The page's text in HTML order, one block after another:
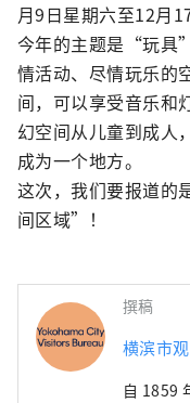
月9日星期六至12月
今年的主题是“玩具
情活动、尽情玩乐的
间，可以享受音乐和
幻空间从儿童到成人
成为一个地方。
这次，我们要报道的
间区域”！
撰稿
横滨市
自 1859